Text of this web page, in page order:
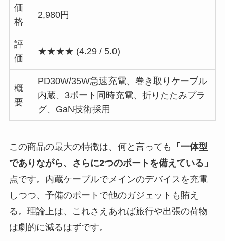
価
格
2,980円
評
価
★★★★ (4.29 / 5.0)
概
要
PD30W/35W急速充電、巻き取りケーブル
内蔵、3ポート同時充電、折りたたみプラ
グ、GaN技術採用
この商品の最大の特徴は、何と言っても
「一体型
でありながら、さらに2つのポートを備えている」
点です。内蔵ケーブルでメインのデバイスを充電
しつつ、予備のポートで他のガジェットも賄え
る。理論上は、これさえあれば旅行や出張の荷物
は劇的に減るはずです。